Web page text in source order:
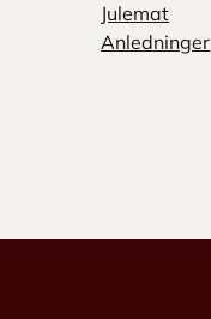
Julemat
Anledninger